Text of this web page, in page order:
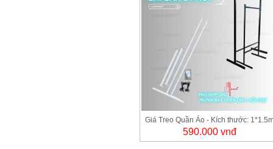
Giá Treo Quần Áo - Kích thước:
590.000 vnđ